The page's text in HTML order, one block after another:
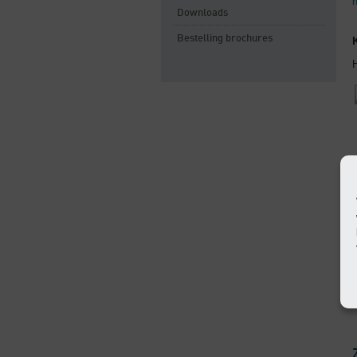
Downloads
Bestelling brochures